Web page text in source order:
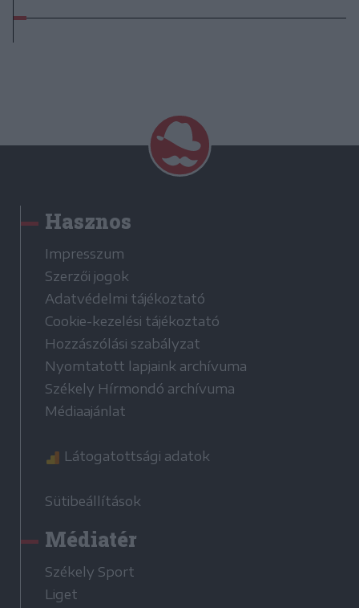
Hasznos
Impresszum
Szerzői jogok
Adatvédelmi tájékoztató
Cookie-kezelési tájékoztató
Hozzászólási szabályzat
Nyomtatott lapjaink archívuma
Székely Hírmondó archívuma
Médiaajánlat
Látogatottsági adatok
Sütibeállítások
Médiatér
Székely Sport
Liget